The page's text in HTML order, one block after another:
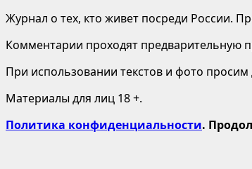
Журнал о тех, кто живет посреди России.
Комментарии проходят предварительную
При использовании текстов и фото
Материалы для лиц 18 +.
Политика конфиденциальности.